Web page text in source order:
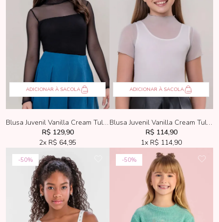
ADICIONAR À SACOLA
Blusa Juvenil Vanilla Cream Tule Preto
R$ 129,90
2x R$ 64,95
ADICIONAR À SACOLA
Blusa Juvenil Vanilla Cream Tule Cinza Claro
R$ 114,90
1x R$ 114,90
50% 50%